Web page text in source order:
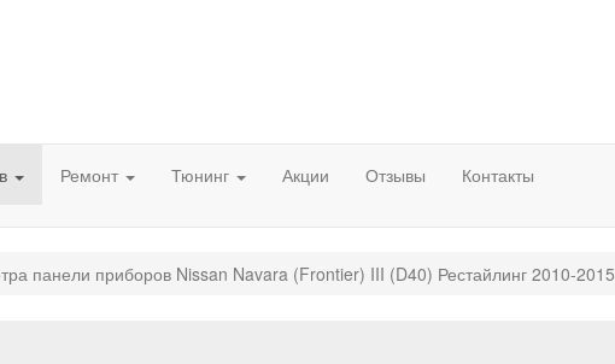
Ремонт Тюнинг Акции Отзывы Контакты
панели приборов Nissan Navara (Frontier) III (D40) Рестайлинг 2010-2015